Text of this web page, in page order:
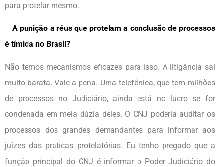
para protelar mesmo.
–A punição a réus que protelam a conclusão de processos
é tímida no Brasil?
Não temos mecanismos eficazes para isso. A litigância sai
muito barata. Vale a pena. Uma telefônica, que tem milhões
de processos no Judiciário, ainda está no lucro se for
condenada em meia dúzia deles. O CNJ poderia auditar os
processos dos grandes demandantes para informar aos
juízes das práticas protelatórias. Eu tenho pregado que a
função principal do CNJ é informar o Poder Judiciário do